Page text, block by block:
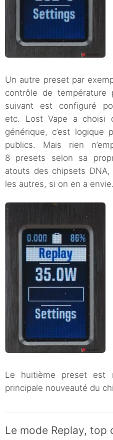
Un autre preset par
contrôle de
suivant est configuré
etc. Lost Vape a choisi
générique, c’est logique
publics. Mais rien
8 presets selon sa
atouts des chipsets
les autres, si on en a envie.
Le huitième preset est
principale nouveauté du
Le mode Replay, top